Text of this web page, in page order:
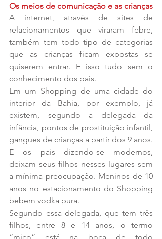
Os meios de comunicação e as crianças
A internet, através de sites de
relacionamentos que viraram febre,
também tem todo tipo de categorias
que as crianças ficam expostas se
quiserem entrar. E isso tudo sem o
conhecimento dos pais.
Em um Shopping de uma cidade do
interior da Bahia, por exemplo, já
existem, segundo a delegada da
infância, pontos de prostituição infantil,
gangues de crianças a partir dos 9 anos.
E os pais dizendo-se modernos,
deixam seus filhos nesses lugares sem
a mínima preocupação. Meninos de 10
anos no estacionamento do Shopping
bebem vodka pura.
Segundo essa delegada, que tem três
filhos, entre 8 e 14 anos, o termo
“mico” está na boca de todo